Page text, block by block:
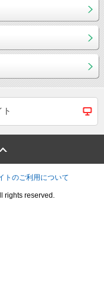
トのご利用について
rights reserved.